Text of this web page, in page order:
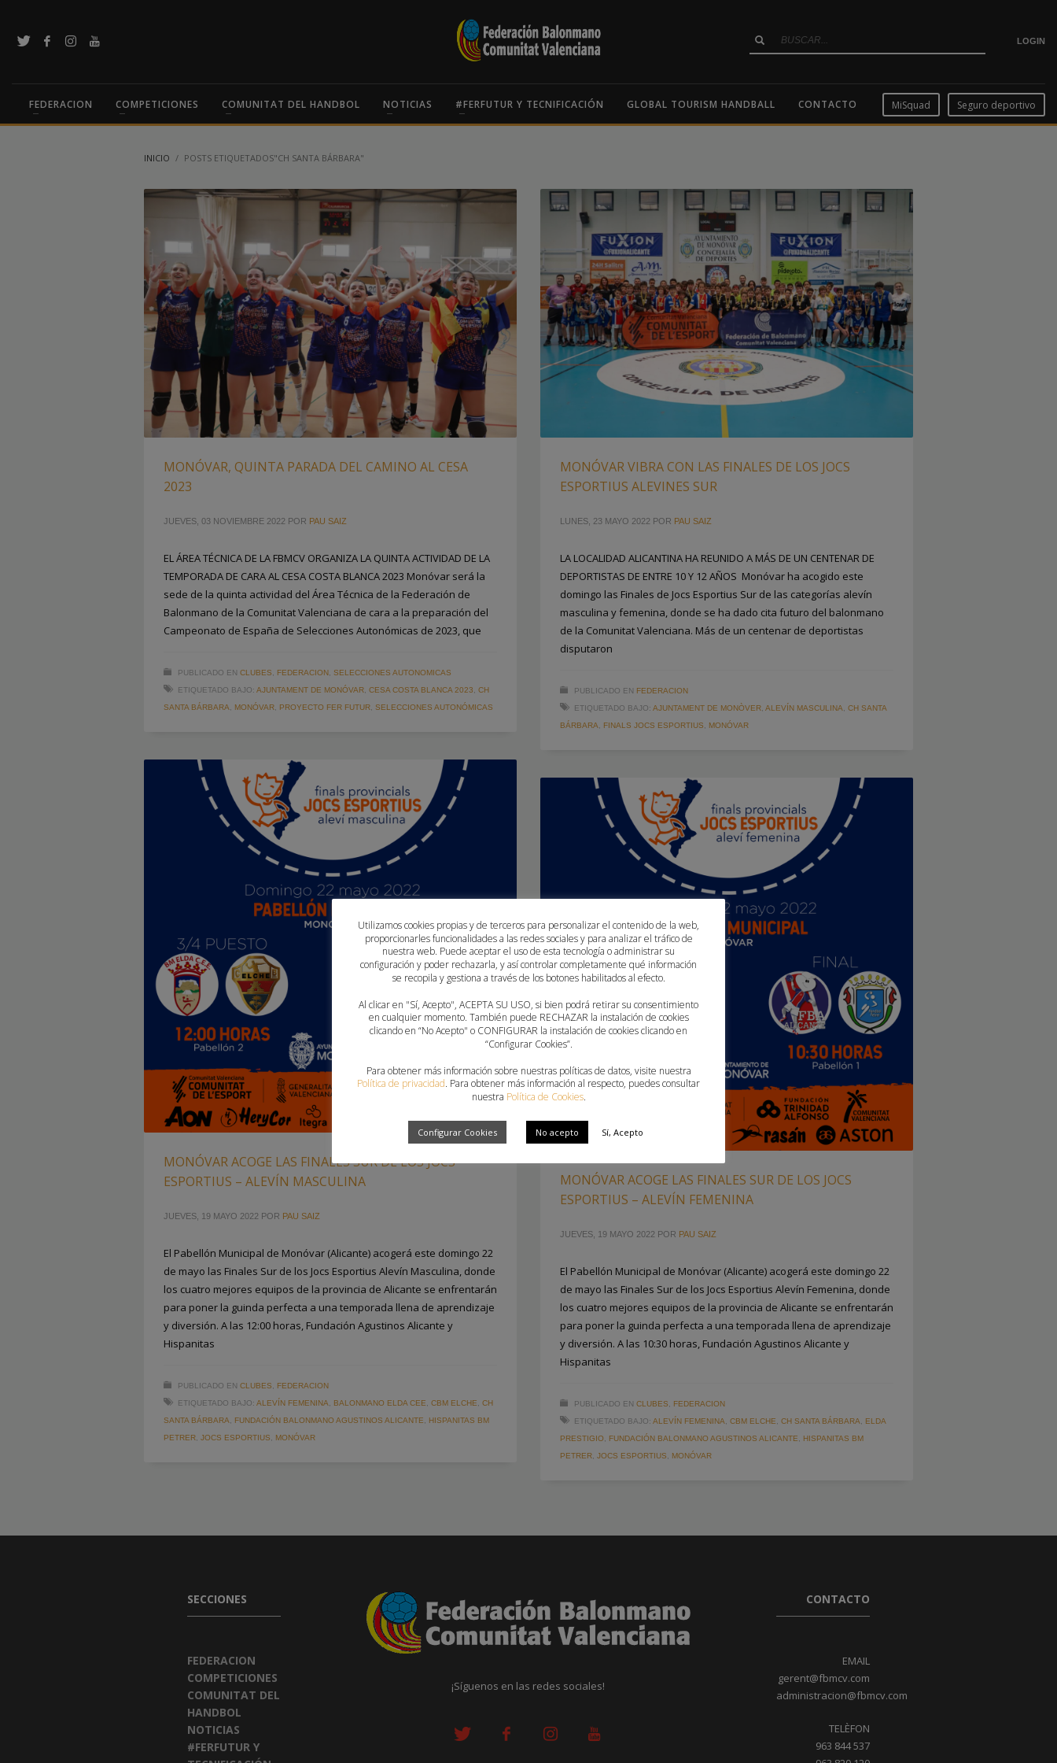
LOGIN
FEDERACION COMPETICIONES COMUNITAT DEL HANDBOL NOTICIAS #FERFUTUR Y TECNIFICACIÓN GLOBAL TOURISM HANDBALL CONTACTO MiSquad Seguro deportivo
INICIO POSTS ETIQUETADOS"CH SANTA BÁRBARA"
MONÓVAR, QUINTA PARADA DEL CAMINO AL CESA
2023
JUEVES, 03 NOVIEMBRE 2022 POR PAU SAIZ
EL ÁREA TÉCNICA DE LA FBMCV ORGANIZA LA QUINTA ACTIVIDAD DE LA
TEMPORADA DE CARA AL CESA COSTA BLANCA 2023 Monóvar será la
sede de la quinta actividad del Área Técnica de la Federación de
Balonmano de la Comunitat Valenciana de cara a la preparación del
Campeonato de España de Selecciones Autonómicas de 2023, que
PUBLICADO EN CLUBES FEDERACION SELECCIONES AUTONOMICAS
ETIQUETADO BAJO: AJUNTAMENT DE MONÓVAR CESA COSTA BLANCA 2023
CH
SANTA BÁRBARA
MONÓVAR PROYECTO FER FUTUR SELECCIONES AUTONÓMICAS
MONÓVAR VIBRA CON LAS FINALES DE LOS JOCS
ESPORTIUS ALEVINES SUR
LUNES, 23 MAYO 2022 POR PAU SAIZ
LA LOCALIDAD ALICANTINA HA REUNIDO A MÁS DE UN CENTENAR DE
DEPORTISTAS DE ENTRE 10 Y 12 AÑOS Monóvar ha acogido este
domingo las Finales de Jocs Esportius Sur de las categorías alevín
masculina y femenina, donde se ha dado cita futuro del balonmano
de la Comunitat Valenciana. Más de un centenar de deportistas
disputaron
PUBLICADO EN FEDERACION
ETIQUETADO BAJO: AJUNTAMENT DE MONÒVER ALEVÍN MASCULINA
CH SANTA
BÁRBARA
FINALS JOCS ESPORTIUS MONÓVAR
MONÓVAR ACOGE LAS FINALES SUR DE LOS JOCS
ESPORTIUS – ALEVÍN MASCULINA
JUEVES, 19 MAYO 2022 POR PAU SAIZ
El Pabellón Municipal de Monóvar (Alicante) acogerá este domingo 22
de mayo las Finales Sur de los Jocs Esportius Alevín Masculina, donde
los cuatro mejores equipos de la provincia de Alicante se enfrentarán
para poner la guinda perfecta a una temporada llena de aprendizaje
y diversión. A las 12:00 horas, Fundación Agustinos Alicante y
Hispanitas
PUBLICADO EN CLUBES
FEDERACION
ETIQUETADO BAJO: ALEVÍN FEMENINA BALONMANO ELDA CEE CBM ELCHE
CH
SANTA BÁRBARA
FUNDACIÓN BALONMANO AGUSTINOS ALICANTE
HISPANITAS BM
PETRER JOCS ESPORTIUS MONÓVAR
MONÓVAR ACOGE LAS FINALES SUR DE LOS JOCS
ESPORTIUS – ALEVÍN FEMENINA
JUEVES, 19 MAYO 2022 POR PAU SAIZ
El Pabellón Municipal de Monóvar (Alicante) acogerá este domingo 22
de mayo las Finales Sur de los Jocs Esportius Alevín Femenina, donde
los cuatro mejores equipos de la provincia de Alicante se enfrentarán
para poner la guinda perfecta a una temporada llena de aprendizaje
y diversión. A las 10:30 horas, Fundación Agustinos Alicante y
Hispanitas
PUBLICADO EN CLUBES
FEDERACION
ETIQUETADO BAJO: ALEVÍN FEMENINA CBM ELCHE CH SANTA BÁRBARA
ELDA
PRESTIGIO
FUNDACIÓN BALONMANO AGUSTINOS ALICANTE
HISPANITAS BM
PETRER JOCS ESPORTIUS MONÓVAR
SECCIONES
FEDERACION
COMPETICIONES
COMUNITAT DEL
HANDBOL
NOTICIAS
#FERFUTUR Y
¡Síguenos en las redes sociales!
CONTACTO
EMAIL
gerent@fbmcv.com
administracion@fbmcv.com
TELÈFON
963 844 537
Utilizamos cookies propias y de terceros para personalizar el contenido de la web,
proporcionarles funcionalidades a las redes sociales y para analizar el tráfico de
nuestra web. Puede aceptar el uso de esta tecnología o administrar su
configuración y poder rechazarla, y así controlar completamente qué información
se recopila y gestiona a través de los botones habilitados al efecto.
Al clicar en "Sí, Acepto", ACEPTA SU USO, si bien podrá retirar su consentimiento
en cualquier momento. También puede RECHAZAR la instalación de cookies
clicando en “No Acepto" o CONFIGURAR la instalación de cookies clicando en
“Configurar Cookies”.
Para obtener más información sobre nuestras políticas de datos, visite nuestra
Política de privacidad. Para obtener más información al respecto, puedes consultar
nuestra Política de Cookies.
Configurar Cookies No acepto Sí, Acepto